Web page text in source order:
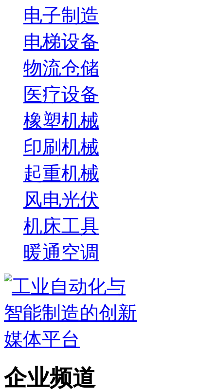
电子制造
电梯设备
物流仓储
医疗设备
橡塑机械
印刷机械
起重机械
风电光伏
机床工具
暖通空调
企业频道